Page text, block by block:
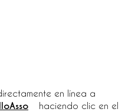
en línea a
haciendo clic en el